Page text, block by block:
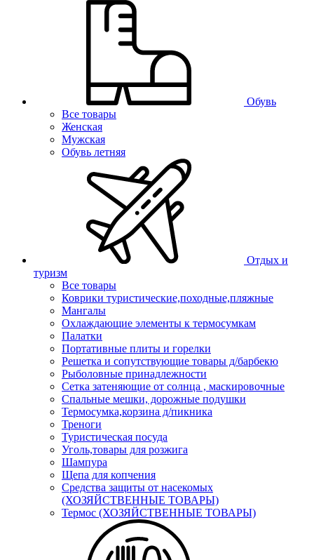
Обувь
Все товары
Женская
Мужская
Обувь летняя
Отдых и
туризм
Все товары
Коврики туристические,походные,пляжные
Мангалы
Охлаждающие элементы к термосумкам
Палатки
Портативные плиты и горелки
Решетка и сопутствующие товары д/барбекю
Рыболовные принадлежности
Сетка затеняющие от солнца , маскировочные
Спальные мешки, дорожные подушки
Термосумка,корзина д/пикника
Треноги
Туристическая посуда
Уголь,товары для розжига
Шампура
Щепа для копчения
Средства защиты от насекомых
(ХОЗЯЙСТВЕННЫЕ ТОВАРЫ)
Термос (ХОЗЯЙСТВЕННЫЕ ТОВАРЫ)